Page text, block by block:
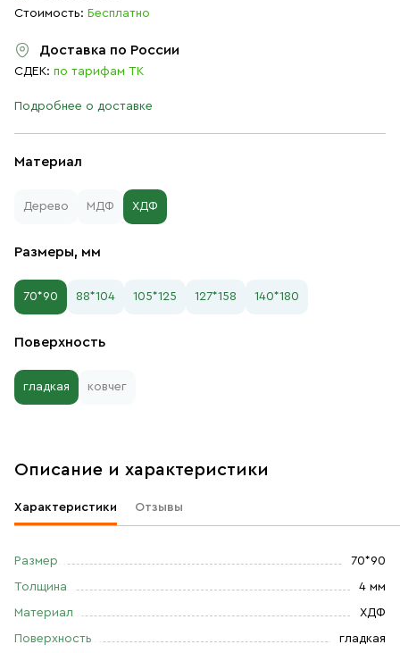
Материал
Дерево МДФ ХДФ
Размеры, мм
70*90 88*104 105*125 127*158 140*180
Поверхность
гладкая ковчег
Стоимость: Бесплатно
Доставка по России
СДЕК: по тарифам ТК
Подробнее о доставке
Описание и характеристики
Характеристики Отзывы
Размер 70*90
Толщина 4 мм
Материал ХДФ
Поверхность гладкая